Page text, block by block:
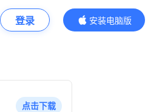
登录
安装电脑版
内容更精彩
点击下载